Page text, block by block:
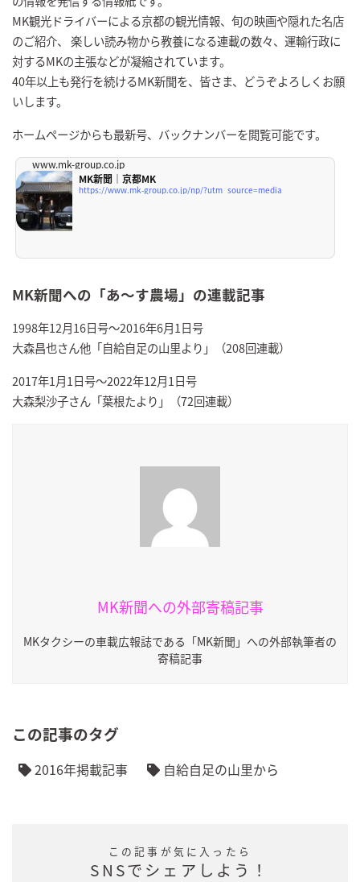
MK観光ドライバーによる京都の観光情報、旬の映画や隠れた名店
のご紹介、 楽しい読み物から教養になる連載の数々、運輸行政に
対するMKの主張などが凝縮されています。
40年以上も発行を続けるMK新聞を、皆さま、どうぞよろしくお願
いします。
ホームページからも最新号、バックナンバーを閲覧可能です。
www.mk-group.co.jp
MK新聞｜京都MK
https://www.mk-group.co.jp/np/?utm_source=media
MK新聞への「あ～す農場」の連載記事
1998年12月16日号～2016年6月1日号
大森昌也さん他「自給自足の山里より」（208回連載）
2017年1月1日号～2022年12月1日号
大森梨沙子さん「葉根たより」（72回連載）
MK新聞への外部寄稿記事
MKタクシーの車載広報誌である「MK新聞」への外部執筆者の
寄稿記事
この記事のタグ
2016年掲載記事 自給自足の山里から
この記事が気に入ったら
SNSでシェアしよう！